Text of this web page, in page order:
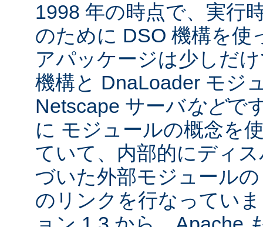
1998 年の時点で、実行
のために DSO 機構を使
アパッケージは少しだ
機構と DnaLoader モジ
Netscape サーバなどで
に モジュールの概念を
ていて、内部的にディ
づいた外部モジュール
のリンクを行なってい